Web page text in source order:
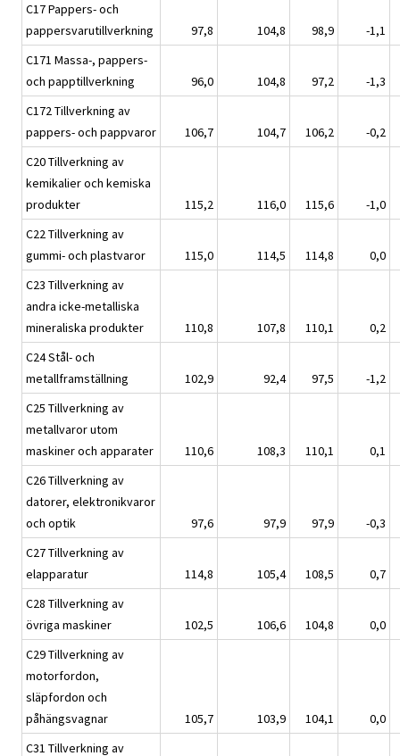
C17 Pappers- och
pappersvarutillverkning
97,8 104,8 98,9
-1,1
C171 Massa-, pappers-
och papptillverkning
96,0 104,8 97,2
-1,3
C172 Tillverkning av
pappers- och pappvaror
106,7 104,7 106,2
-0,2
C20 Tillverkning av
kemikalier och kemiska
produkter
115,2 116,0 115,6
-1,0
C22 Tillverkning av
gummi- och plastvaror
115,0 114,5 114,8
0,0
C23 Tillverkning av
andra icke-metalliska
mineraliska produkter
110,8 107,8 110,1
0,2
C24 Stål- och
metallframställning
102,9 92,4 97,5
-1,2
C25 Tillverkning av
metallvaror utom
maskiner och apparater
110,6 108,3 110,1
0,1
C26 Tillverkning av
datorer, elektronikvaror
och optik
97,6 97,9 97,9
-0,3
C27 Tillverkning av
elapparatur
114,8 105,4 108,5
0,7
C28 Tillverkning av
övriga maskiner
102,5 106,6 104,8
0,0
C29 Tillverkning av
motorfordon,
släpfordon och
påhängsvagnar
105,7 103,9 104,1
0,0
C31 Tillverkning av